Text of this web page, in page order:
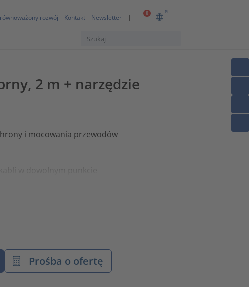
0 PL
rozwój Kontakt Newsletter
2 m + narzędzie
i mocowania przewodów
w dowolnym punkcie
Prośba o ofertę